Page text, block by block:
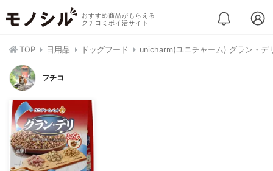
おすすめ商品がもらえる
クチコミポイ活サイト
TOP 日用品 ドッグフード unicharm(ユニチャーム) グラン・デ
フチコ